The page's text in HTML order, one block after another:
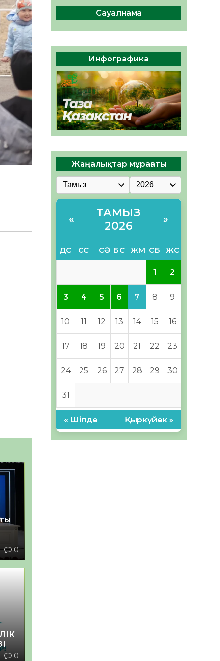
0
0
Руслан Рүстемұлы облыс
әкімінің кеңесшісі болып
тағайындалды
05.08.2026
39 0
Сауалнама
Инфографика
Жаңалықтар мұрағаты
«
ТАМЫЗ
2026
»
ДС СС СӘ БС ЖМ СБ ЖС
1 2
3 4 5 6 7 8 9
10 11 12 13 14 15 16
17 18 19 20 21 22 23
24 25 26 27 28 29 30
31
« Шілде Қыркүйек »